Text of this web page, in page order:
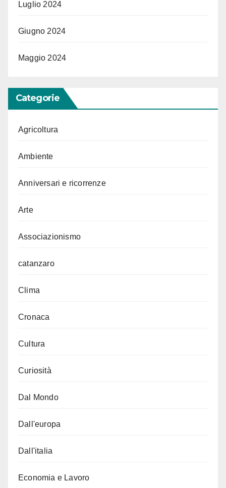
Luglio 2024
Giugno 2024
Maggio 2024
Categorie
Agricoltura
Ambiente
Anniversari e ricorrenze
Arte
Associazionismo
catanzaro
Clima
Cronaca
Cultura
Curiosità
Dal Mondo
Dall'europa
Dall'italia
Economia e Lavoro